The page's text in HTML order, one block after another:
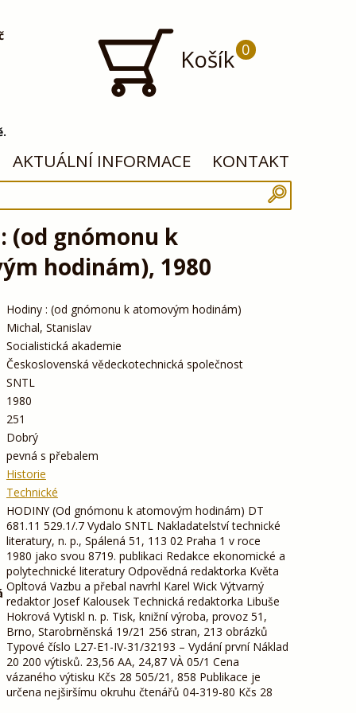
Košík 0
AKTUÁLNÍ INFORMACE KONTAKT
(od gnómonu k
hodinám), 1980
Hodiny : (od gnómonu k atomovým hodinám)
Michal, Stanislav
Socialistická akademie
Československá vědeckotechnická společnost
SNTL
1980
251
Dobrý
pevná s přebalem
Historie
Technické
HODINY (Od gnómonu k atomovým hodinám) DT
681.11 529.1/.7 Vydalo SNTL Nakladatelství technické
literatury, n. p., Spálená 51, 113 02 Praha 1 v roce
1980 jako svou 8719. publikaci Redakce ekonomické a
polytechnické literatury Odpovědná redaktorka Květa
Opltová Vazbu a přebal navrhl Karel Wick Výtvarný
redaktor Josef Kalousek Technická redaktorka Libuše
Hokrová Vytiskl n. p. Tisk, knižní výroba, provoz 51,
Brno, Starobrněnská 19/21 256 stran, 213 obrázků
Typové číslo L27-E1-IV-31/32193 – Vydání první Náklad
20 200 výtisků. 23,56 AA, 24,87 VÀ 05/1 Cena
vázaného výtisku Kčs 28 505/21, 858 Publikace je
určena nejširšímu okruhu čtenářů 04-319-80 Kčs 28